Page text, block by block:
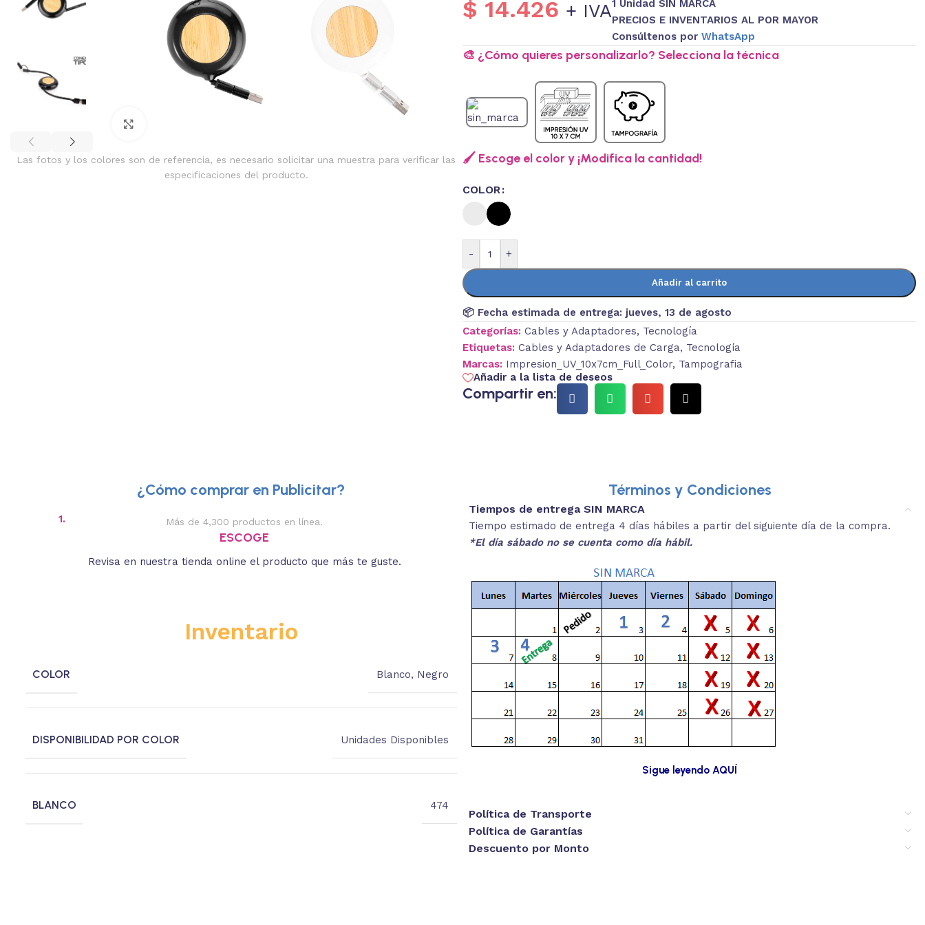
Las fotos y los colores son de referencia, es necesario solicitar una muestra para verificar las
especificaciones del producto.
$ 14.426 + IVA1 Unidad SIN MARCA
PRECIOS E INVENTARIOS AL POR MAYOR
Consúltenos por WhatsApp
🎨 ¿Cómo quieres personalizarlo? Selecciona la técnica
🖌️ Escoge el color y ¡Modifica la cantidad!
COLOR
- +
Añadir al carrito
📦 Fecha estimada de entrega: jueves, 13 de agosto
Categorías: Cables y Adaptadores, Tecnología
Etiquetas: Cables y Adaptadores de Carga, Tecnología
Marcas: Impresion_UV_10x7cm_Full_Color, Tampografia
Añadir a la lista de deseos
Compartir en:
¿Cómo comprar en Publicitar?
1. Más de 4,300 productos en línea.
ESCOGE
Revisa en nuestra tienda online el producto que más te guste.
Descripciones breves y medidas aproximadas.
REVISA
estás buscando.
3.
Inventario
COLOR Blanco, Negro
DISPONIBILIDAD POR COLOR Unidades Disponibles
BLANCO 474
Términos y Condiciones
Tiempos de entrega SIN MARCA
Tiempo estimado de entrega 4 días hábiles a partir del siguiente día de la compra.
*El día sábado no se cuenta como día hábil.
Sigue leyendo AQUÍ
Política de Transporte
Política de Garantías
Descuento por Monto